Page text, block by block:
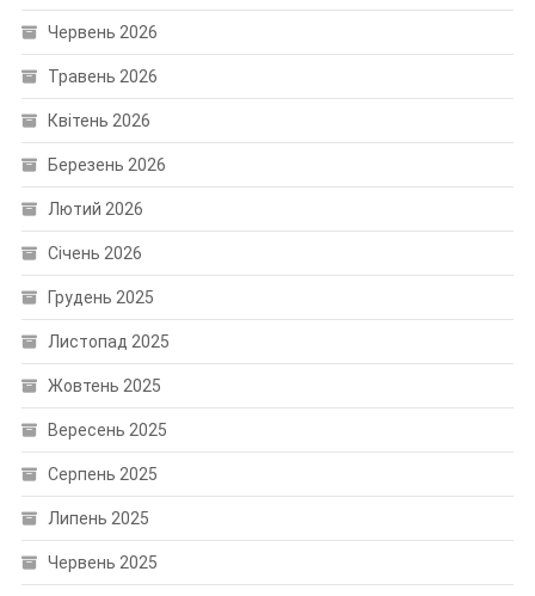
Червень 2026
Травень 2026
Квітень 2026
Березень 2026
Лютий 2026
Січень 2026
Грудень 2025
Листопад 2025
Жовтень 2025
Вересень 2025
Серпень 2025
Липень 2025
Червень 2025